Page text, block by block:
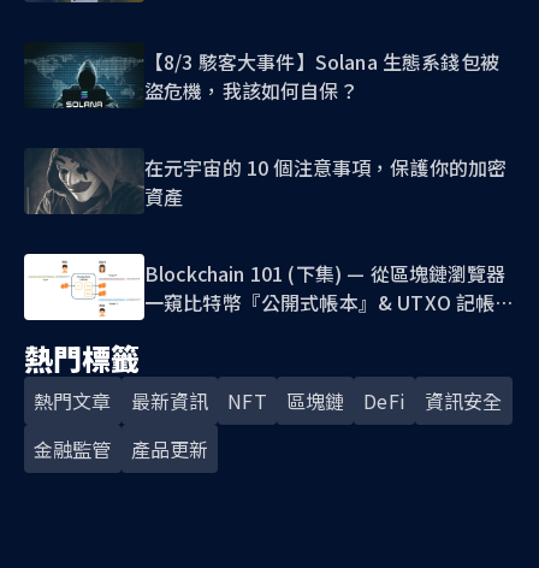
【8/3 駭客大事件】Solana 生態系錢包被
盜危機，我該如何自保？
在元宇宙的 10 個注意事項，保護你的加密
資產
Blockchain 101 (下集) — 從區塊鏈瀏覽器
一窺比特幣『公開式帳本』& UTXO 記帳模
熱門標籤
熱門文章 最新資訊 NFT 區塊鏈 DeFi
資訊安全
金融監管
產品更新